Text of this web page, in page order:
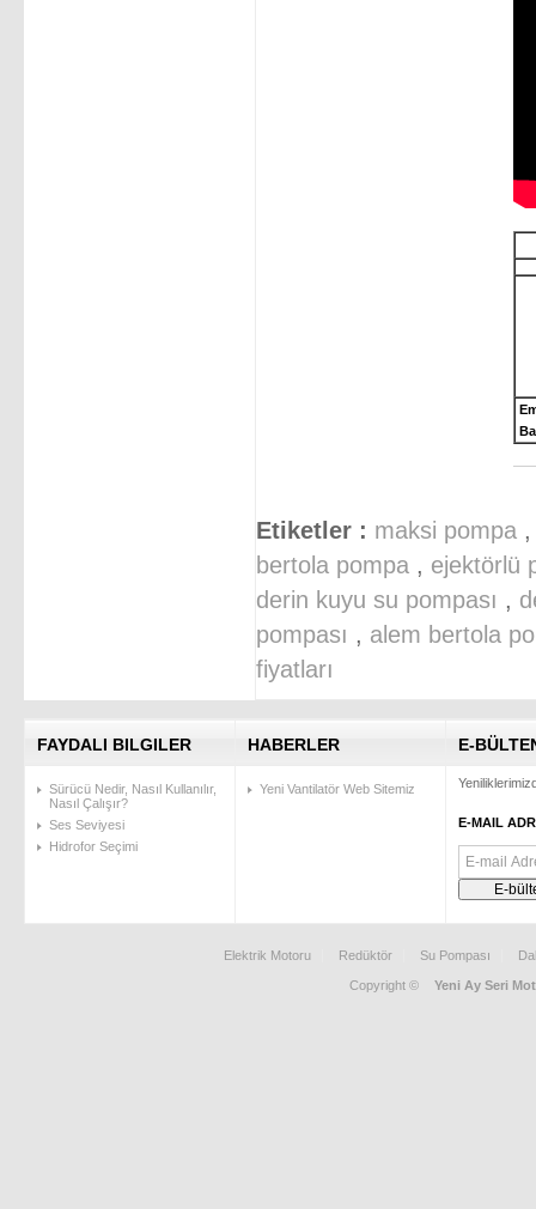
Etiketler : maksi pompa
bertola pompa , ejektörlü
derin kuyu su pompası ,
pompası , alem bertola
fiyatları
FAYDALI BILGILER
Sürücü Nedir, Nasıl Kullanılır,
Nasıl Çalışır?
Ses Seviyesi
Hidrofor Seçimi
HABERLER
Yeni Vantilatör Web Sitemiz
E-
E-MAIL
Elektrik Motoru Redüktör Su Pompası
Copyright © Yeni Ay Seri